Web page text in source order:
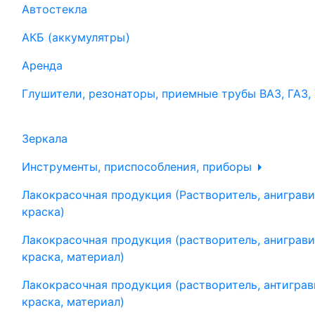
Автостекла
АКБ (аккумулятры)
Аренда
Глушители, резонаторы, приемные трубы ВАЗ, ГАЗ,
Зеркала
Инструменты, приспособления, приборы
Лакокрасочная продукция (Растворитель,
краска)
Лакокрасочная продукция (растворитель,
краска, материал)
Лакокрасочная продукция (растворитель,
краска, материал)